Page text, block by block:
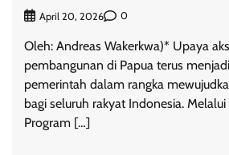
April 20, 2026 0
Oleh: Andreas Wakerkwa)* Upaya
pembangunan di Papua terus
pemerintah dalam rangka
bagi seluruh rakyat Indonesia.
Program […]